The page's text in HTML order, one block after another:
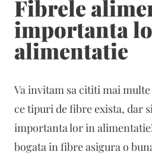
Fibrele
importanta
alimentatie
Va invitam sa cititi mai
ce tipuri de fibre exista, dar
importanta lor in
bogata in fibre asigura o